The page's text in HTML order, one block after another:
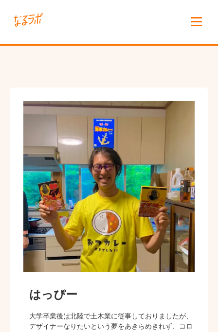
はっぴー
大学卒業後は北陸で土木業に従事しておりましたが、
デザイナーなりたいという夢をあきらめきれず、コロ